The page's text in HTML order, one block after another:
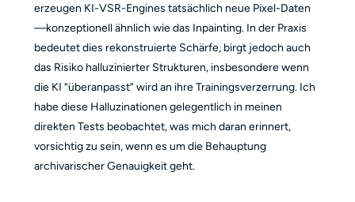
erzeugen KI-VSR-Engines tatsächlich neue Pixel-Daten
—konzeptionell ähnlich wie das Inpainting. In der Praxis
bedeutet dies rekonstruierte Schärfe, birgt jedoch auch
das Risiko halluzinierter Strukturen, insbesondere wenn
die KI “überanpasst” wird an ihre Trainingsverzerrung. Ich
habe diese Halluzinationen gelegentlich in meinen
direkten Tests beobachtet, was mich daran erinnert,
vorsichtig zu sein, wenn es um die Behauptung
archivarischer Genauigkeit geht.